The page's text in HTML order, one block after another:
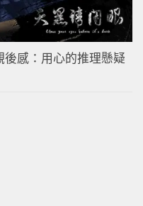
感：用心的推理懸疑